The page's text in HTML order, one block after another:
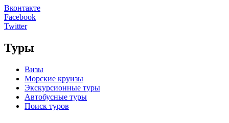
Вконтакте
Facebook
Twitter
Туры
Визы
Морские круизы
Экскурсионные туры
Автобусные туры
Поиск туров